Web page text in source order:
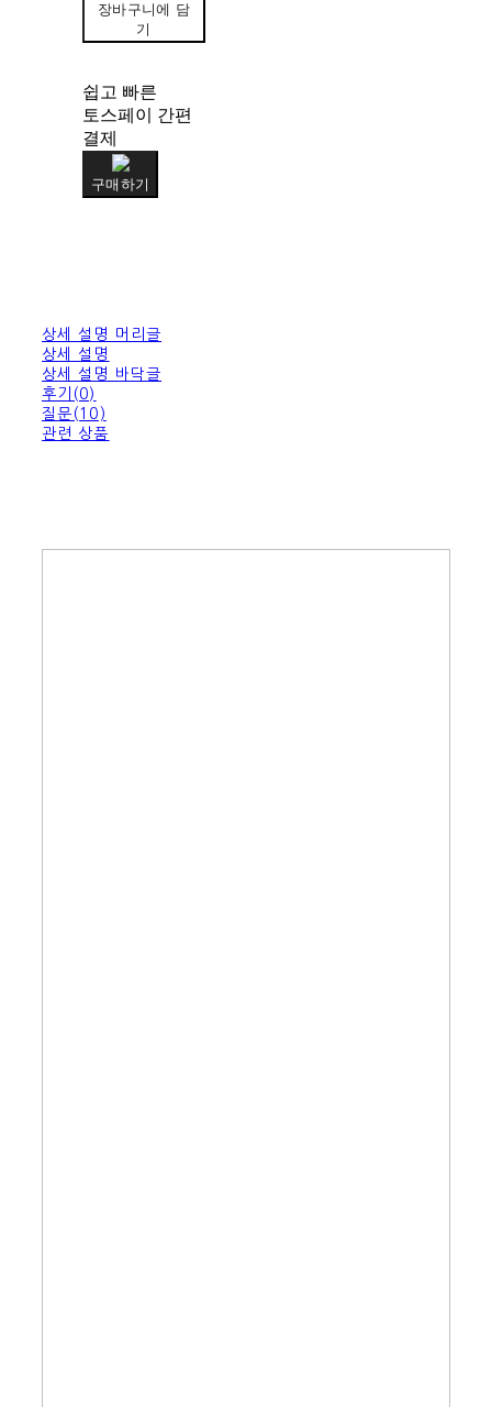
장바구니에 담
기
쉽고 빠른
토스페이 간편
결제
구매하기
상세 설명 머리글
상세 설명
상세 설명 바닥글
후기(0)
질문(10)
관련 상품